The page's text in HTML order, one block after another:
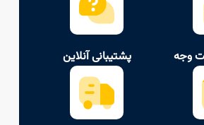
وجه پشتیبانی آنلاین